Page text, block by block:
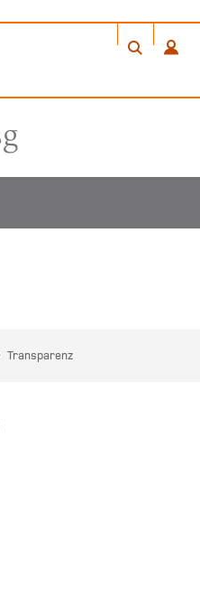
ÖFFNET
FENSTER
Transparenz